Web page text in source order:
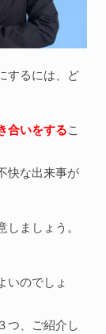
するには、ど
合いをするこ
快な出来事が
ましょう。
いのでしょ
つ、ご紹介し